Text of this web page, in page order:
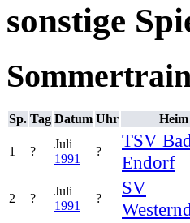
sonstige
Sp. Tag Datum Uhr Heim
1 ?
Juli
1991
?
TSV
Endorf
2 ?
Juli
1991
?
SV